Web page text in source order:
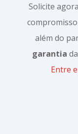
Solicite
além do
garantia
Entre